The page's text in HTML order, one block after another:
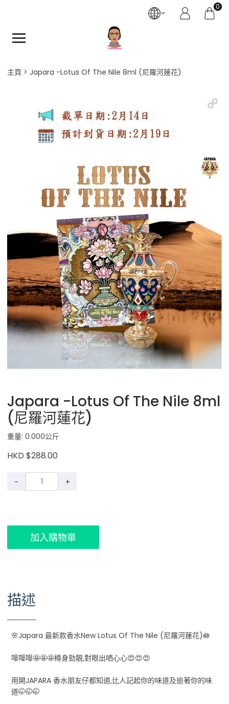
0
主頁 Japara -Lotus Of The Nile 8ml (尼羅河蓮花)
Japara -Lotus Of The Nile 8ml
(尼羅河蓮花)
重量: 0.000公斤
HKD $288.00
- +
加入購物車
描述
🌸Japara 最新款香水New Lotus Of The Nile (️尼羅河蓮花)🪷
嘩嘩嘩🤩🤩🤩樽身勁靚,對眼出哂心心😍😍😍
用開JAPARA 香水朋友仔都知道,比人記起你的味道及追著你的味
道🤭🤭🤭